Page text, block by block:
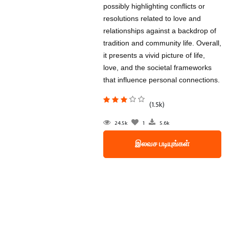
possibly highlighting conflicts or
resolutions related to love and
relationships against a backdrop of
tradition and community life. Overall,
it presents a vivid picture of life,
love, and the societal frameworks
that influence personal connections.
(1.5k)
24.5k 1 5.6k
இலவச படியுங்கள்